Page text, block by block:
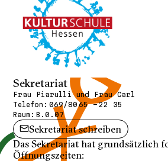
Sekretariat
Frau Piarulli und Frau Carl
Telefon: 069/80 65 - 22 35
Raum: B.0.07
Sekretariat schreiben
Das Sekretariat hat grundsätzlich
Öffnungszeiten: